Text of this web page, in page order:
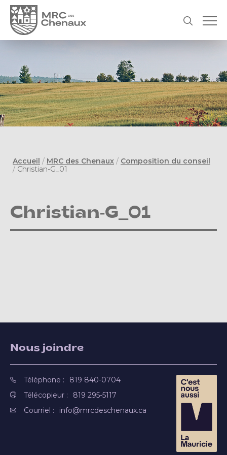
Accueil / MRC des Chenaux / Composition du conseil
/ Christian-G_01
Christian-G_01
Nous joindre
Téléphone :
819 840-0704
Télécopieur :
819 295-5117
Courriel :
info@mrcdeschenaux.ca